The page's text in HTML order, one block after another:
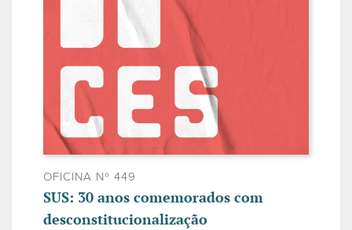
OFICINA Nº 449
SUS: 30 anos comemorados com
desconstitucionalização